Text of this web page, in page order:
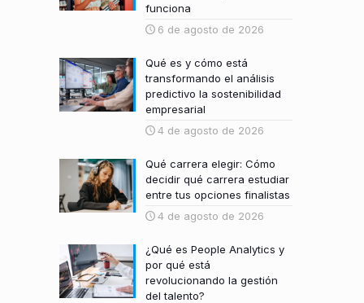
funciona
6 de agosto de 2026
Qué es y cómo está
transformando el análisis
predictivo la sostenibilidad
empresarial
4 de agosto de 2026
Qué carrera elegir: Cómo
decidir qué carrera estudiar
entre tus opciones finalistas
4 de agosto de 2026
¿Qué es People Analytics y
por qué está
revolucionando la gestión
del talento?